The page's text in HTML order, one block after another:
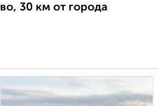
30 км от города